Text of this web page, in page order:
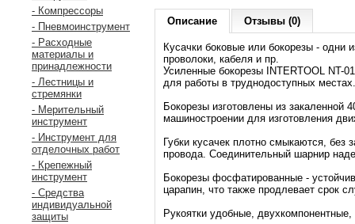
- Компрессоры
- Пневмоинструмент
- Расходные
материалы и
принадлежности
- Лестницы и
стремянки
- Мерительный
инструмент
- Инструмент для
отделочных работ
- Крепежный
инструмент
- Средства
индивидуальной
защиты
Описание Отзывы (0)
Кусачки боковые или бокорезы -
проволоки, кабеля и пр.
Усиленные бокорезы INTERTOOL NT-
для работы в труднодоступных
Бокорезы изготовлены из
машиностроении для изготовления
Губки кусачек плотно смыкаются,
провода. Соединительный шарнир
Бокорезы фосфатированные -
царапин, что также продлевает срок
Рукоятки удобные,